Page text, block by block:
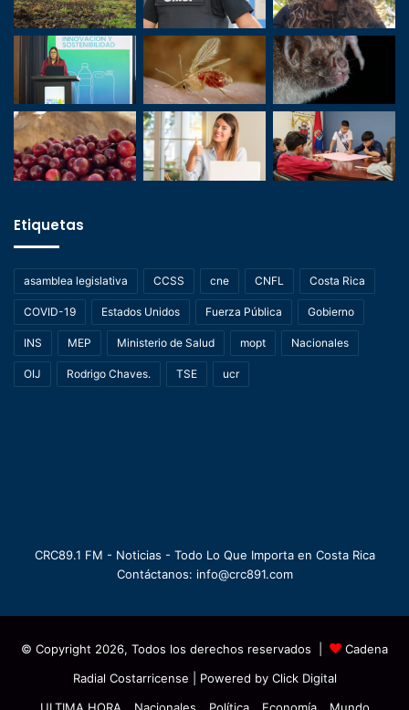
Etiquetas
asamblea legislativa CCSS cne CNFL Costa Rica
COVID-19 Estados Unidos Fuerza Pública Gobierno
INS MEP Ministerio de Salud mopt Nacionales
OIJ Rodrigo Chaves. TSE ucr
CRC89.1 FM - Noticias - Todo Lo Que Importa en Costa Rica
Contáctanos: info@crc891.com
© Copyright 2026, Todos los derechos reservados |
Cadena
Radial Costarricense | Powered by Click Digital